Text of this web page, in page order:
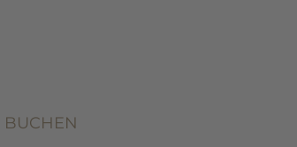
BUCHEN